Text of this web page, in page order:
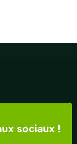
sociaux !